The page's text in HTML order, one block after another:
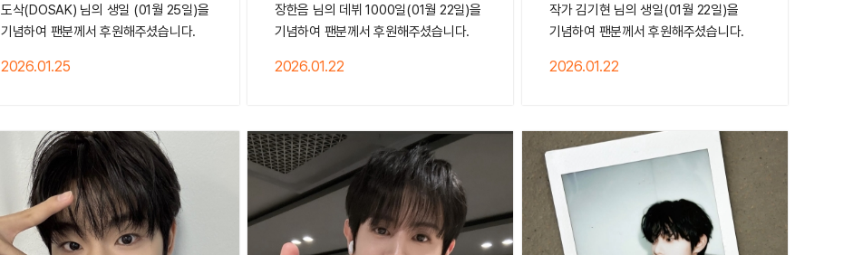
도삭(DOSAK) 님의 생일 (01월 25일)을
기념하여 팬분께서 후원해주셨습니다.
2026.01.25
장한음 님의 데뷔 1000일(01월 22일)을
기념하여 팬분께서 후원해주셨습니다.
2026.01.22
작가 김기현 님의 생일(01월 22일)을
기념하여 팬분께서 후원해주셨습니다.
2026.01.22